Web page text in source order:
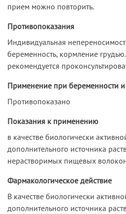
прием можно повторить.
Противопоказания
Индивидуальная
беременность, кормление
рекомендуется
Применение при беременности
Противопоказано
Показания к применению
в качестве биологически
дополнительного источника
нерастворимых пищевых
Фармакологическое действие
В качестве биологически
дополнительного источника